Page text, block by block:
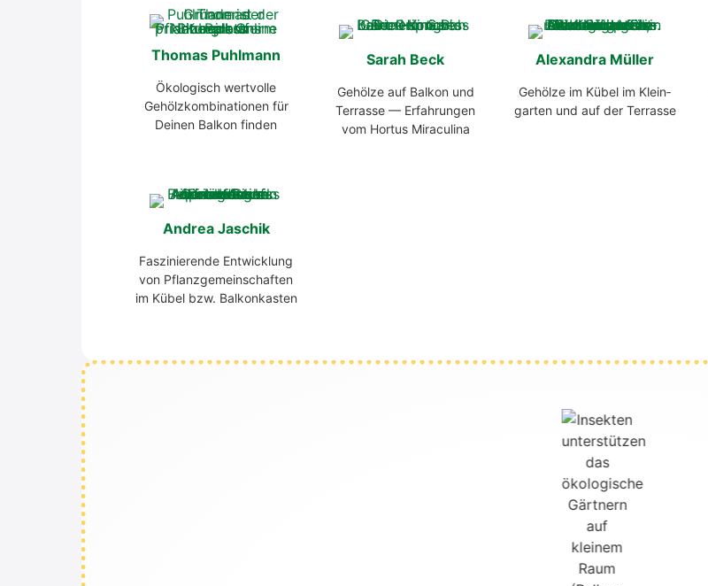
Tho­mas Puhl­mann
Öko­lo­gisch wert­vol­le
Gehölz­kom­bi­na­tio­nen für
Dei­nen Bal­kon fin­den
Sarah Beck
Gehöl­ze auf Bal­kon und
Ter­ras­se — Erfah­run­gen
vom Hor­tus Mira­cu­li­na
Alex­an­dra Mül­ler
Gehöl­ze im Kübel im Klein­
gar­ten und auf der Ter­ras­se
Andrea Jaschik
Fas­zi­nie­ren­de Ent­wick­lung
von Pflanz­ge­mein­schaf­ten
im Kübel bzw. Bal­kon­kas­ten